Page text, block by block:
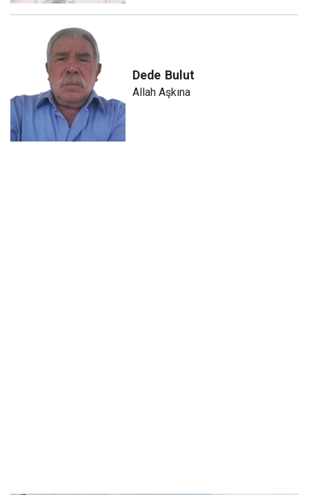
Dede Bulut
Allah Aşkına